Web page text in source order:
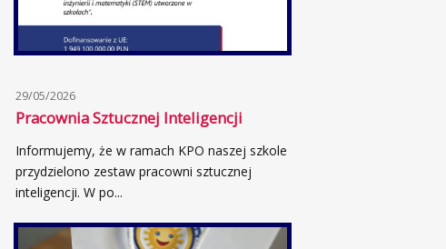
29/05/2026
Pracownia Sztucznej Inteligencji
Informujemy, że w ramach KPO naszej szkole
przydzielono zestaw pracowni sztucznej
inteligencji. W po...